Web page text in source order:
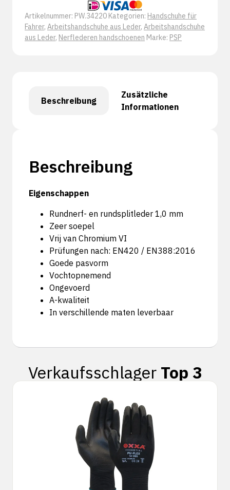
Artikelnummer: PW.34220 Kategorien: Handschuhe für
Fahrer, Arbeitshandschuhe aus Leder, Arbeitshandschuhe
aus Leder, Nerflederen handschoenen Marke: PSP
Beschreibung
Zusätzliche
Informationen
Beschreibung
Eigenschappen
Rundnerf- en rundsplitleder 1,0 mm
Zeer soepel
Vrij van Chromium VI
Prüfungen nach: EN420 / EN388:2016
Goede pasvorm
Vochtopnemend
Ongevoerd
A-kwaliteit
In verschillende maten leverbaar
Verkaufsschlager Top 3